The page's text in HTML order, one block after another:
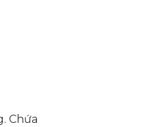
Chứa